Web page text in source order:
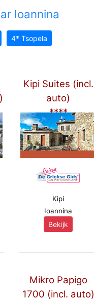
Ioannina
4* Tsopela
Kipi Suites (incl.
auto)
****
Kipi
Ioannina
Bekijk
Mikro Papigo
1700 (incl. auto)